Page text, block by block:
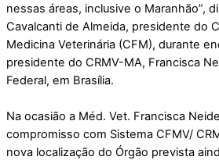
nessas áreas, inclusive o Maranhão”,
Cavalcanti de Almeida, presidente do
Medicina Veterinária (CFM), durante
presidente do CRMV-MA, Francisca
Federal, em Brasília.
Na ocasião a Méd. Vet. Francisca
compromisso com Sistema CFMV/
nova localização do Órgão prevista